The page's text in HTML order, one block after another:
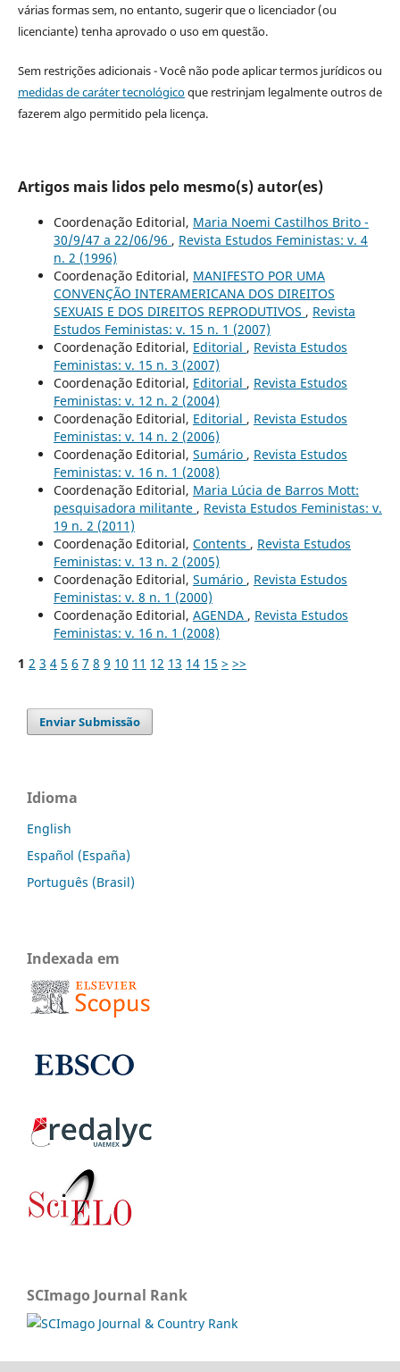
várias formas sem, no entanto, sugerir que o licenciador (ou
licenciante) tenha aprovado o uso em questão.
Sem restrições adicionais - Você não pode aplicar termos jurídicos ou
medidas de caráter tecnológicoque restrinjam legalmente outros de
fazerem algo permitido pela licença.
Artigos mais lidos pelo mesmo(s) autor(es)
Coordenação Editorial, Maria Noemi Castilhos Brito -
30/9/47 a 22/06/96 , Revista Estudos Feministas: v. 4
n. 2 (1996)
Coordenação Editorial, MANIFESTO POR UMA
CONVENÇÃO INTERAMERICANA DOS DIREITOS
SEXUAIS E DOS DIREITOS REPRODUTIVOS , Revista
Estudos Feministas: v. 15 n. 1 (2007)
Coordenação Editorial, Editorial , Revista Estudos
Feministas: v. 15 n. 3 (2007)
Coordenação Editorial, Editorial , Revista Estudos
Feministas: v. 12 n. 2 (2004)
Coordenação Editorial, Editorial , Revista Estudos
Feministas: v. 14 n. 2 (2006)
Coordenação Editorial, Sumário , Revista Estudos
Feministas: v. 16 n. 1 (2008)
Coordenação Editorial, Maria Lúcia de Barros Mott:
pesquisadora militante , Revista Estudos Feministas: v.
19 n. 2 (2011)
Coordenação Editorial, Contents , Revista Estudos
Feministas: v. 13 n. 2 (2005)
Coordenação Editorial, Sumário , Revista Estudos
Feministas: v. 8 n. 1 (2000)
Coordenação Editorial, AGENDA , Revista Estudos
Feministas: v. 16 n. 1 (2008)
1 2 3 4 5 6 7 8 9 10 11 12 13 14 15 > >>
Enviar Submissão
Idioma
English
Español (España)
Português (Brasil)
Indexada em
SCImago Journal Rank